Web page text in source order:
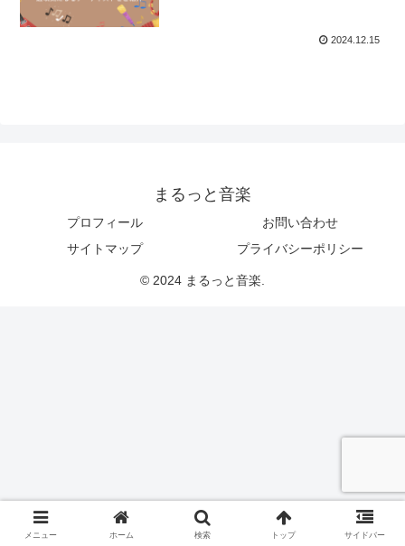
2024.12.15
まるっと音楽
プロフィール
お問い合わせ
サイトマップ
プライバシーポリシー
© 2024 まるっと音楽.
メニュー ホーム 検索 トップ サイドバー